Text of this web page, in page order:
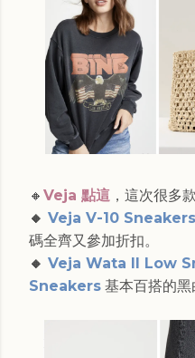
🔸 Veja 點這 ，這次很多
🔸 Veja V-10
碼全齊又參加折扣。
🔸 Veja Wata II Low
Sneakers 基本百搭的黑